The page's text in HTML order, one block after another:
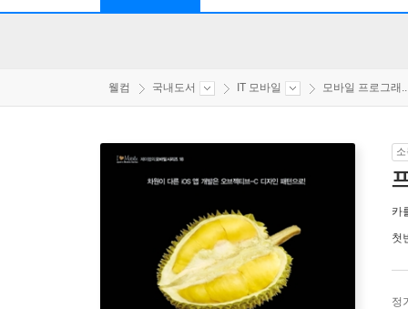
웰컴 국내도서 IT 모바일 모바일 프로그래
카
첫
정